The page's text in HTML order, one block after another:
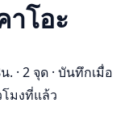
าโอะ
. · 2 จุด · บันทึกเมื่อ
มงที่แล้ว